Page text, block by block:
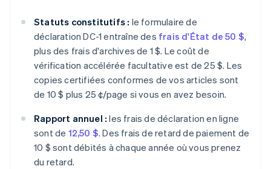
Statuts constitutifs : le formulaire de
déclaration DC-1 entraîne des frais d'État de 50 $,
plus des frais d'archives de 1 $. Le coût de
vérification accélérée facultative est de 25 $. Les
copies certifiées conformes de vos articles sont
de 10 $ plus 25 ¢/page si vous en avez besoin.
Rapport annuel : les frais de déclaration en ligne
sont de 12,50 $. Des frais de retard de paiement de
10 $ sont débités à chaque année où vous prenez
du retard.